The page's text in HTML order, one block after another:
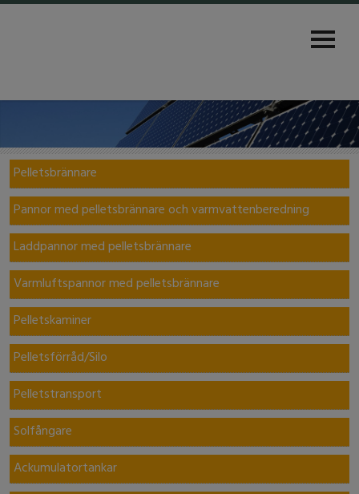
Pelletsbrännare
Pannor med pelletsbrännare och varmvattenberedning
Laddpannor med pelletsbrännare
Varmluftspannor med pelletsbrännare
Pelletskaminer
Pelletsförråd/Silo
Pelletstransport
Solfångare
Ackumulatortankar